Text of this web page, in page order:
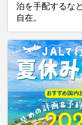
泊を手配するな
自在。